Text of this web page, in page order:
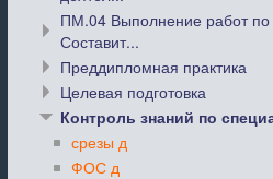
ПМ.04 Выполнение работ
Составит...
Преддипломная практика
Целевая подготовка
Контроль знаний по
срезы д
ФОС д